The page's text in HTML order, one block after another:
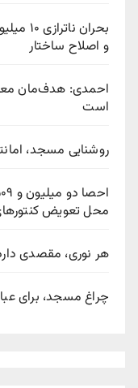
بحران
و اصلاح ساختار
احمدی: هدف‌مان
است
روشنایی مسجد،
محل تعویض
هر نوری، مقصدی
چراغ مسجد، برای